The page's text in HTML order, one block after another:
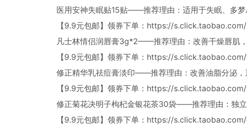
医用安神失眠贴15贴——推荐理由：适用于失眠、多梦
【9.9元包邮】领券下单： https://
凡士林情侣润唇膏3g*2——推荐理由：改善干燥唇肌
【9.9元包邮】领券下单： https://s.click.taobao.com/
修正精华乳祛痘膏淡印——推荐理由：改善油脂分泌，
【9.9元包邮】领券下单： https://
修正菊花决明子枸杞金银花茶30袋——推荐理由：独
【9.9元包邮】领券下单： https://